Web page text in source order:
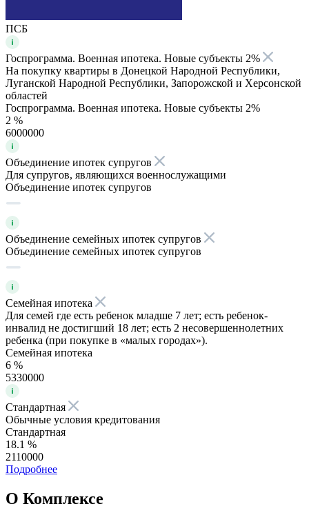
ПСБ
Госпрограмма. Военная ипотека. Новые субъекты 2%
На покупку квартиры в Донецкой Народной Республики,
Луганской Народной Республики, Запорожской и Херсонской
областей
Госпрограмма. Военная ипотека. Новые субъекты 2%
2 %
6000000
Объединение ипотек супругов
Для супругов, являющихся военнослужащими
Объединение ипотек супругов
Объединение семейных ипотек супругов
Объединение семейных ипотек супругов
Семейная ипотека
Для семей где есть ребенок младше 7 лет; есть ребенок-
инвалид не достигший 18 лет; есть 2 несовершеннолетних
ребенка (при покупке в «малых городах»).
Семейная ипотека
6 %
5330000
Стандартная
Обычные условия кредитования
Стандартная
18.1 %
2110000
Подробнее
О Комплексе